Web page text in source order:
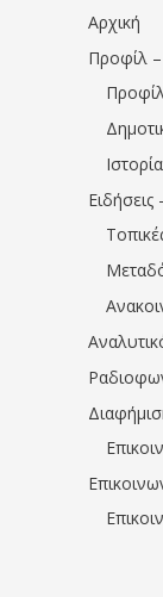
Αρχική
Προφίλ –
Ιστορία